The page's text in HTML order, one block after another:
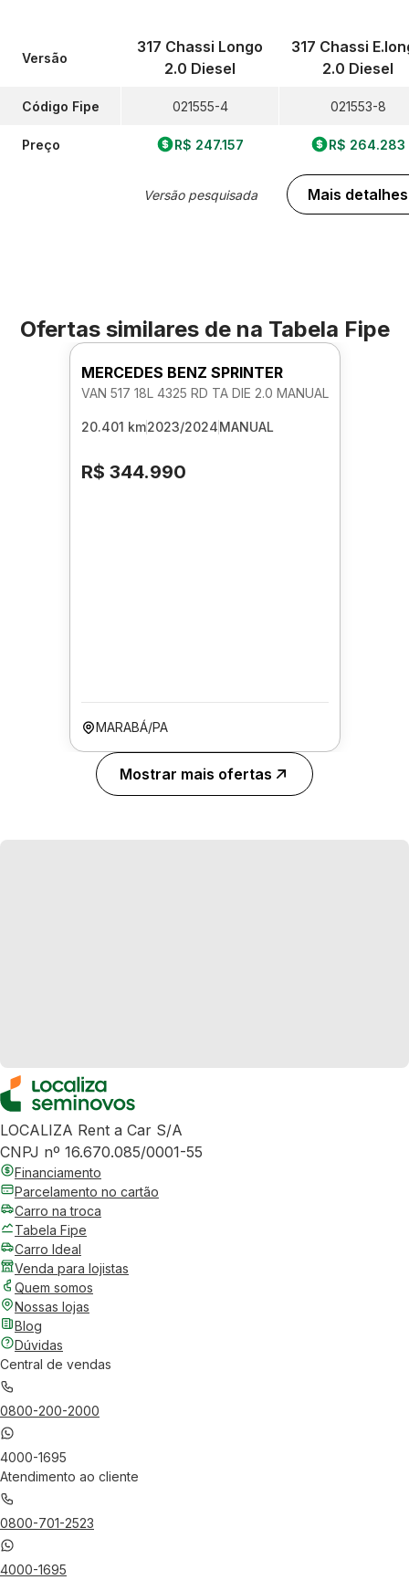
Versão
Código Fipe
Preço
317 Chassi Longo
2.0 Diesel
021555-4
R$ 247.157
Versão pesquisada
317 Chassi
2.0 Diesel
021553-8
R$ 264.283
Mais detalhes
Ofertas similares de na Tabela Fipe
MERCEDES BENZ SPRINTER
VAN 517 18L 4325 RD TA DIE 2.0 MANUAL
20.401 km2023/2024MANUAL
R$ 344.990
MARABÁ/PA
Mostrar mais ofertas
LOCALIZA Rent a Car S/A
CNPJ nº 16.670.085/0001-55
Financiamento
Parcelamento no cartão
Carro na troca
Tabela Fipe
Carro Ideal
Venda para lojistas
Quem somos
Nossas lojas
Blog
Dúvidas
Central de vendas
0800-200-2000
4000-1695
Atendimento ao cliente
0800-701-2523
4000-1695